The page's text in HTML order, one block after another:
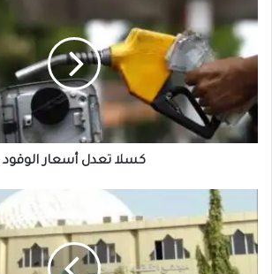
أسعار
الوقود
كسلا تعدل أسعار الوقود
الإسلامي
يعلن